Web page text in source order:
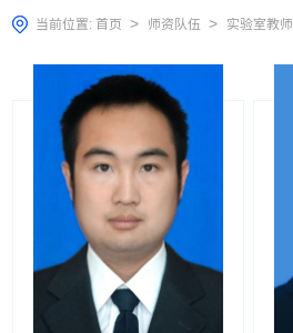
当前位置: 首页 > 师资队伍 > 实验室教师